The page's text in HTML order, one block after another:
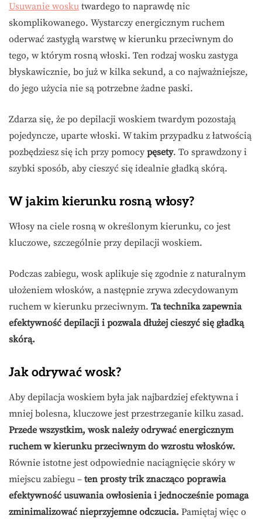
Usuwanie wosku twardego to naprawdę nic
skomplikowanego. Wystarczy energicznym ruchem
oderwać zastygłą warstwę w kierunku przeciwnym do
tego, w którym rosną włoski. Ten rodzaj wosku zastyga
błyskawicznie, bo już w kilka sekund, a co najważniejsze,
do jego użycia nie są potrzebne żadne paski.
Zdarza się, że po depilacji woskiem twardym pozostają
pojedyncze, uparte włoski. W takim przypadku z łatwością
pozbędziesz się ich przy pomocy pęsety. To sprawdzony i
szybki sposób, aby cieszyć się idealnie gładką skórą.
W jakim kierunku rosną włosy?
Włosy na ciele rosną w określonym kierunku, co jest
kluczowe, szczególnie przy depilacji woskiem.
Podczas zabiegu, wosk aplikuje się zgodnie z naturalnym
ułożeniem włosków, a następnie zrywa zdecydowanym
ruchem w kierunku przeciwnym. Ta technika zapewnia
efektywność depilacji i pozwala dłużej cieszyć się gładką
skórą.
Jak odrywać wosk?
Aby depilacja woskiem była jak najbardziej efektywna i
mniej bolesna, kluczowe jest przestrzeganie kilku zasad.
Przede wszystkim, wosk należy odrywać energicznym
ruchem w kierunku przeciwnym do wzrostu włosków.
Równie istotne jest odpowiednie naciągnięcie skóry w
miejscu zabiegu – ten prosty trik znacząco poprawia
efektywność usuwania owłosienia i jednocześnie pomaga
zminimalizować nieprzyjemne odczucia. Pamiętaj więc o